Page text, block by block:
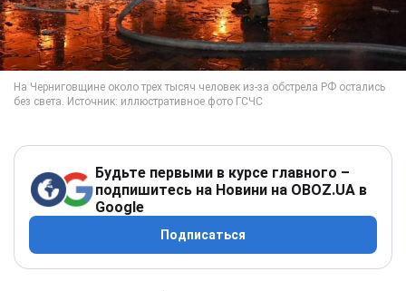
Будьте первыми в курсе главного –
подпишитесь на Новини на OBOZ.UA в
Google
Подписаться